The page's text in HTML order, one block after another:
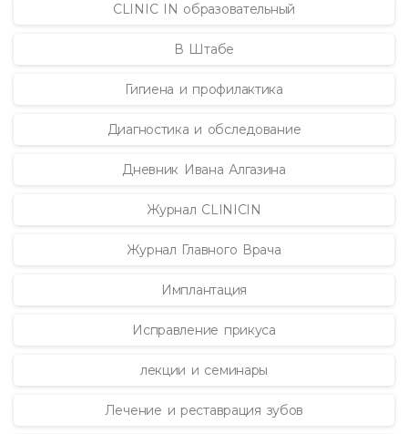
CLINIC IN образовательный
В Штабе
Гигиена и профилактика
Диагностика и обследование
Дневник Ивана Алгазина
Журнал CLINICIN
Журнал Главного Врача
Имплантация
Исправление прикуса
лекции и семинары
Лечение и реставрация зубов